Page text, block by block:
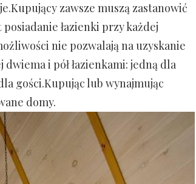
zawsze muszą zastanowić
łazienki przy każdej
nie pozwalają na uzyskanie
i pół łazienkami: jedną dla
gości.Kupując lub wynajmując
domy.